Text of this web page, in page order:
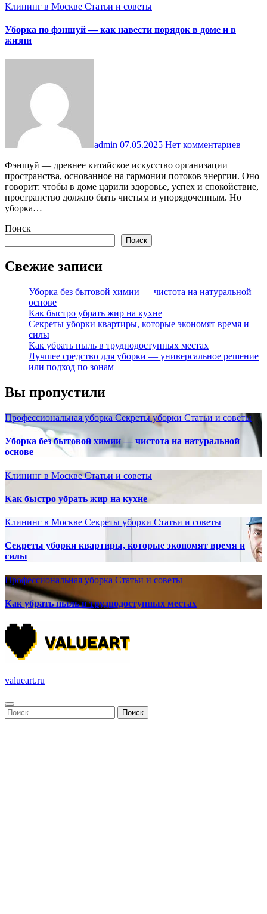
Клининг в Москве Статьи и советы
Уборка по фэншуй — как навести порядок в доме и в
жизни
admin 07.05.2025 Нет комментариев
Фэншуй — древнее китайское искусство организации
пространства, основанное на гармонии потоков энергии. Оно
говорит: чтобы в доме царили здоровье, успех и спокойствие,
пространство должно быть чистым и упорядоченным. Но
уборка…
Поиск
Поиск
Свежие записи
Уборка без бытовой химии — чистота на натуральной
основе
Как быстро убрать жир на кухне
Секреты уборки квартиры, которые экономят время и
силы
Как убрать пыль в труднодоступных местах
Лучшее средство для уборки — универсальное решение
или подход по зонам
Вы пропустили
Профессиональная уборка Секреты уборки Статьи и советы
Уборка без бытовой химии — чистота на натуральной
основе
Клининг в МосквеСтатьи и советы
Как быстро убрать жир на кухне
Клининг в Москве Секреты уборки Статьи и советы
Секреты уборки квартиры, которые экономят время и
силы
Профессиональная уборка Статьи и советы
Как убрать пыль в труднодоступных местах
valueart.ru
Найти: